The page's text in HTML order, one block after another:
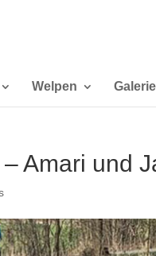
Welpen Galerie
Amari und